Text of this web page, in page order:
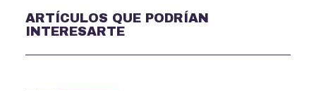
ARTÍCULOS QUE PODRÍAN
INTERESARTE